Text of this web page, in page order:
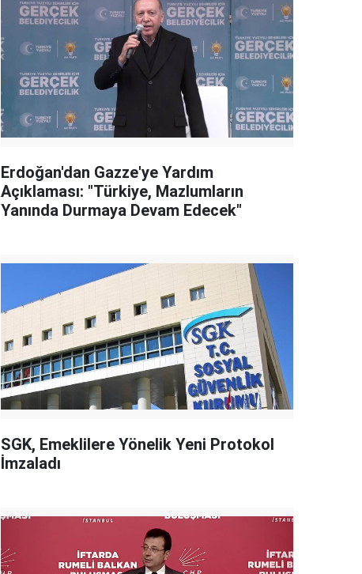
Erdoğan'dan Gazze'ye Yardım
Açıklaması: "Türkiye, Mazlumların
Yanında Durmaya Devam Edecek"
SGK, Emeklilere Yönelik Yeni Protokol
İmzaladı